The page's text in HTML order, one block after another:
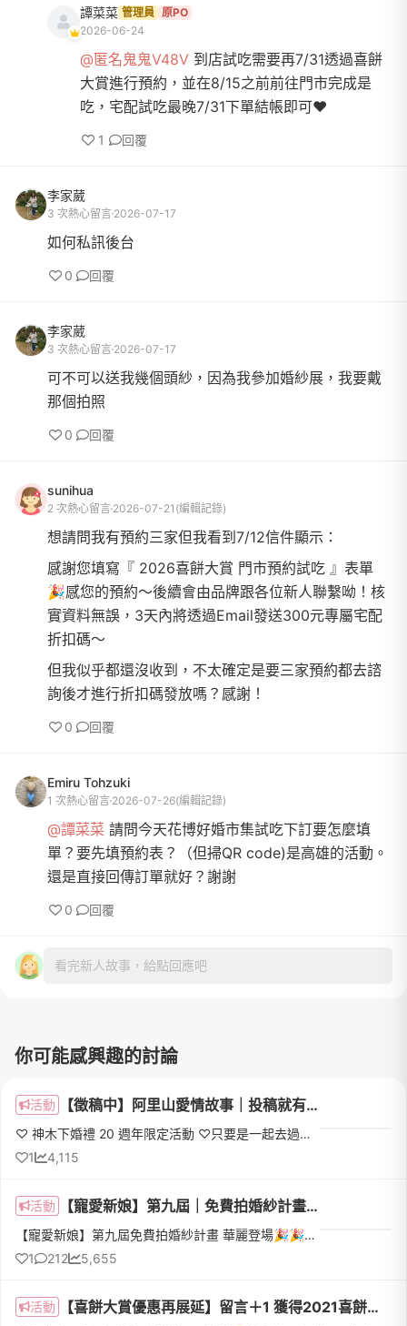
譚菜菜 管理員
原PO
2026-06-24
@匿名鬼鬼V48V 到店試吃需要再7/31透過喜餅
大賞進行預約，並在8/15之前前往門市完成是
吃，宅配試吃最晚7/31下單結帳即可❤️
1 回覆
李家葳
3 次熱心留言 2026-07-17
如何私訊後台
0 回覆
李家葳
3 次熱心留言 2026-07-17
可不可以送我幾個頭紗，因為我參加婚紗展，我要戴
那個拍照
0 回覆
sunihua
2 次熱心留言 2026-07-21 (編輯記錄)
想請問我有預約三家但我看到7/12信件顯示：
感謝您填寫『 2026喜餅大賞 門市預約試吃 』表單
🎉感您的預約～後續會由品牌跟各位新人聯繫呦！核
實資料無誤，3天內將透過Email發送300元專屬宅配
折扣碼～
但我似乎都還沒收到，不太確定是要三家預約都去諮
詢後才進行折扣碼發放嗎？感謝！
0 回覆
Emiru Tohzuki
1 次熱心留言 2026-07-26(編輯記錄)
@譚菜菜 請問今天花博好婚市集試吃下訂要怎麼填
單？要先填預約表？（但掃QR code)是高雄的活動。
還是直接回傳訂單就好？謝謝
0 回覆
看完新人故事，給點回應吧
你可能感興趣的討論
活動 【徵稿中】阿里山愛情故事｜投稿就有機會被改編成似顏繪漫畫 🎨 還送茶禮盒！
♡ 神木下婚禮 20 週年限定活動 ♡只要是一起去過阿里山的 情侶/夫妻不管是一起到阿里山約會旅行、在阿里山拍婚紗或是求婚都歡迎投稿你們的愛情故事＆在神木下的回憶！漫畫畫完之後，會提供原圖檔給你們收藏～投稿活...
1
4,115
活動 【寵愛新娘】第九屆｜免費拍婚紗計畫📣好婚市集徵選新人體驗『高雄翡麗婚禮』20組精修婚紗照🌷
【寵愛新娘】第九屆免費拍婚紗計畫 華麗登場🎉🎉🎉每年討論度爆棚、詢問度接連不斷的「寵愛新娘」活動來到第九屆，今年好婚市集又成功替姐妹們謀福利啦！不論是來不及+1上一屆活動，還是今年剛開始為婚禮做準備，都絕對...
1
212 5,655
活動 【喜餅大賞優惠再展延】留言＋1 獲得2021喜餅最新優惠懶人包 讓你買得比別人更便宜✨